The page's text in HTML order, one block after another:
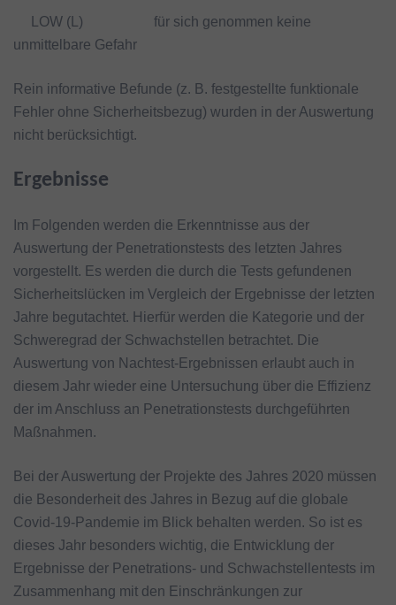
LOW (L) für sich genommen keine
unmittelbare Gefahr
Rein informative Befunde (z. B. festgestellte funktionale
Fehler ohne Sicherheitsbezug) wurden in der Auswertung
nicht berücksichtigt.
Ergebnisse
Im Folgenden werden die Erkenntnisse aus der
Auswertung der Penetrationstests des letzten Jahres
vorgestellt. Es werden die durch die Tests gefundenen
Sicherheitslücken im Vergleich der Ergebnisse der letzten
Jahre begutachtet. Hierfür werden die Kategorie und der
Schweregrad der Schwachstellen betrachtet. Die
Auswertung von Nachtest-Ergebnissen erlaubt auch in
diesem Jahr wieder eine Untersuchung über die Effizienz
der im Anschluss an Penetrationstests durchgeführten
Maßnahmen.
Bei der Auswertung der Projekte des Jahres 2020 müssen
die Besonderheit des Jahres in Bezug auf die globale
Covid-19-Pandemie im Blick behalten werden. So ist es
dieses Jahr besonders wichtig, die Entwicklung der
Ergebnisse der Penetrations- und Schwachstellentests im
Zusammenhang mit den Einschränkungen zur